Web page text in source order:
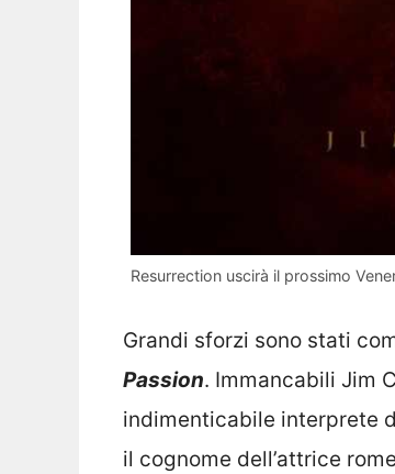
Resurrection uscirà il prossimo
Grandi sforzi sono stati
Passion. Immancabili Jim
indimenticabile interprete
il cognome dell’attrice